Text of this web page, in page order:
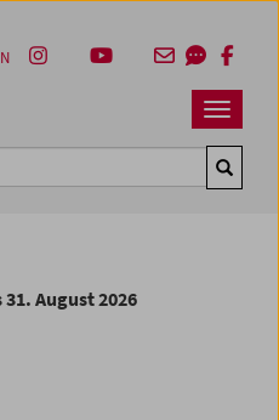
Navbar
August 2026